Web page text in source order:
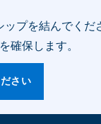
プを結んでく
確保します。
さい